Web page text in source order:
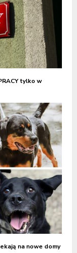
tylko w
na nowe domy